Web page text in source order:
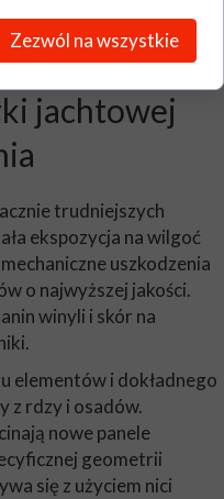
jej trwałość nawet o 5–
jachtowej
trudniejszych
ekspozycja na wilgoć
uszkodzenia
o najwyższej jakości.
winyli i skór na
elementów i dokładnego
z rdzy i osadów.
nowe panele
geometrii
się z użyciem nici
Zezwól na wszystkie